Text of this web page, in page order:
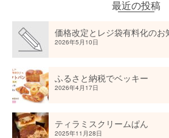
最近の投稿
価格改定とレジ袋有料化のお
2026年5月10日
ふるさと納税でベッキー
2026年4月17日
ティラミスクリームぱん
2025年11月28日